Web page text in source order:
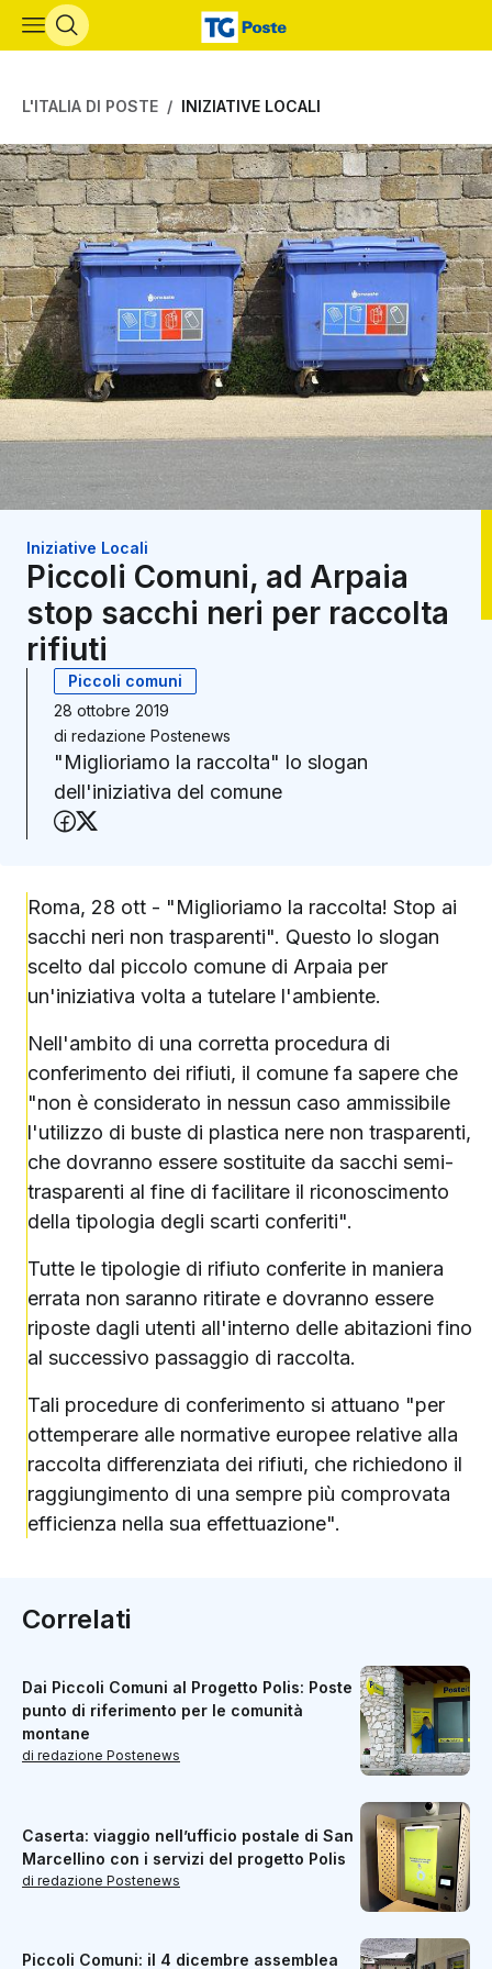
Vai al contenuto principale
L'ITALIA DI POSTE INIZIATIVE LOCALI
Iniziative Locali
Piccoli Comuni, ad Arpaia
stop sacchi neri per raccolta
rifiuti
Piccoli comuni
28 ottobre 2019
di redazione Postenews
"Miglioriamo la raccolta" lo slogan
dell'iniziativa del comune
Condividi su Facebook
Roma, 28 ott - "Miglioriamo la raccolta! Stop ai
sacchi neri non trasparenti". Questo lo slogan
scelto dal piccolo comune di Arpaia per
un'iniziativa volta a tutelare l'ambiente.
Nell'ambito di una corretta procedura di
conferimento dei rifiuti, il comune fa sapere che
"non è considerato in nessun caso ammissibile
l'utilizzo di buste di plastica nere non trasparenti,
che dovranno essere sostituite da sacchi semi-
trasparenti al fine di facilitare il riconoscimento
della tipologia degli scarti conferiti".
Tutte le tipologie di rifiuto conferite in maniera
errata non saranno ritirate e dovranno essere
riposte dagli utenti all'interno delle abitazioni fino
al successivo passaggio di raccolta.
Tali procedure di conferimento si attuano "per
ottemperare alle normative europee relative alla
raccolta differenziata dei rifiuti, che richiedono il
raggiungimento di una sempre più comprovata
efficienza nella sua effettuazione".
Correlati
Dai Piccoli Comuni al Progetto Polis: Poste
punto di riferimento per le comunità
montane
di redazione Postenews
Caserta: viaggio nell’ufficio postale di San
Marcellino con i servizi del progetto Polis
di redazione Postenews
Piccoli Comuni: il 4 dicembre assemblea